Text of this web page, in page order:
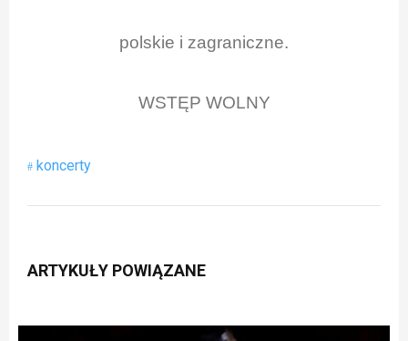
polskie i zagraniczne.
WSTĘP WOLNY
koncerty
ARTYKUŁY POWIĄZANE